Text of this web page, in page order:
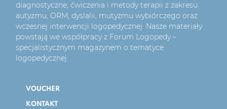
diagnostyczne, ćwiczenia i metody terapii z zakresu
autyzmu, ORM, dyslalii, mutyzmu wybiórczego oraz
wczesnej interwencji logopedycznej. Nasze materiały
powstają we współpracy z Forum Logopedy –
specjalistycznym magazynem o tematyce
logopedycznej.
VOUCHER
KONTAKT